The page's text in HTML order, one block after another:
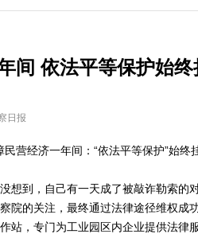
间 依法平等保护始
日报
民营经济一年间：“依法平等保护”始终
到，自己有一天成了被敲诈勒索的
院的关注，最终通过法律途径维权成
站，专门为工业园区内企业提供法律